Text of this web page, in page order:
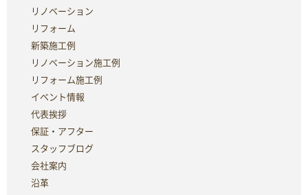
リノベーション
リフォーム
新築施工例
リノベーション施工例
リフォーム施工例
イベント情報
代表挨拶
保証・アフター
スタッフブログ
会社案内
沿革